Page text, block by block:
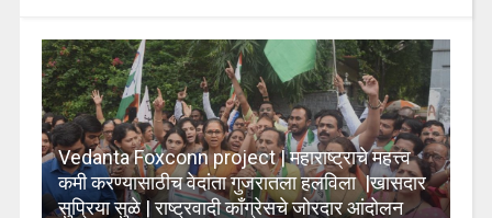
Vedanta Foxconn project | महाराष्ट्राचे महत्त्व
कमी करण्यासाठीच वेदांता गुजरातला हलविला |खासदार
सुप्रिया सुळे | राष्ट्रवादी काँग्रेसचे जोरदार आंदोलन